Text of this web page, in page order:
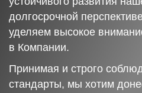
долгосрочной
уделяем высокое
в Компании.
Принимая и строго
стандарты, мы хотим